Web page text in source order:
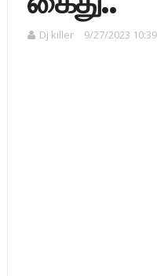
Dj killer 9/27/2023